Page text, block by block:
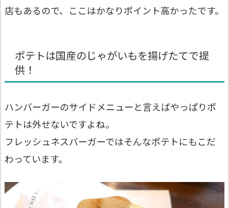
店もあるので、ここはかなりポイント高かったです。
ポテトは国産のじゃがいもを揚げたてで提
供！
ハンバーガーのサイドメニューと言えばやっぱりポ
テトは外せないですよね。
フレッシュネスバーガーではそんなポテトにもこだ
わっています。